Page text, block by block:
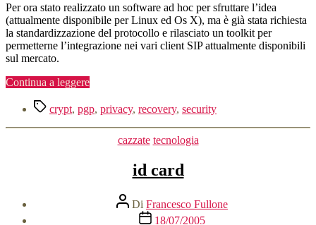
Per ora stato realizzato un software ad hoc per sfruttare l’idea
(attualmente disponibile per Linux ed Os X), ma è già stata richiesta
la standardizzazione del protocollo e rilasciato un toolkit per
permetterne l’integrazione nei vari client SIP attualmente disponibili
sul mercato.
Continua a leggere“Privacy,
and
Tag crypt, pgp, privacy, recovery, security
Categorie
cazzate tecnologia
id card
Autore
articolo
Di Francesco Fullone
Data18/07/2005